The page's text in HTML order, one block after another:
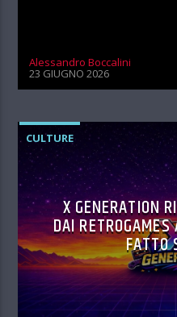
Alessandro Boccalini
23 GIUGNO 2026
CULTURE
X GENERATION
DAI
FATTO